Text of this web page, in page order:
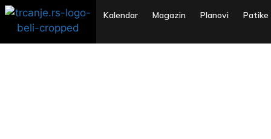
Kalendar Magazin Planovi Patike